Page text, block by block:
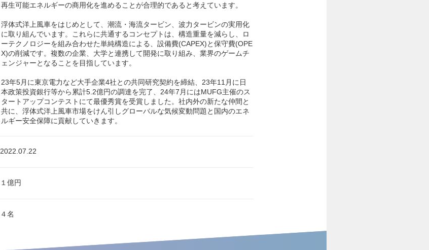
再生可能エネルギーの商用化を進めることが合理的であると考えています。
浮体式洋上風車をはじめとして、潮流・海流タービン、波力タービンの実用化
に取り組んでいます。これらに共通するコンセプトは、構造重量を減らし、ロ
ーテクノロジーを組み合わせた単純構造による、設備費(CAPEX)と保守費(OPE
X)の削減です。複数の企業、大学と連携して開発に取り組み、業界のゲームチ
ェンジャーとなることを目指しています。
23年5月に東京電力など大手企業4社との共同研究契約を締結、23年11月に日
本政策投資銀行等から累計5.2億円の調達を完了、24年7月にはMUFG主催のス
タートアップコンテストにて最優秀賞を受賞しました。社内外の新たな仲間と
共に、浮体式洋上風車市場をけん引しグローバルな気候変動問題と国内のエネ
ルギー安全保障に貢献していきます。
2022.07.22
１億円
４名